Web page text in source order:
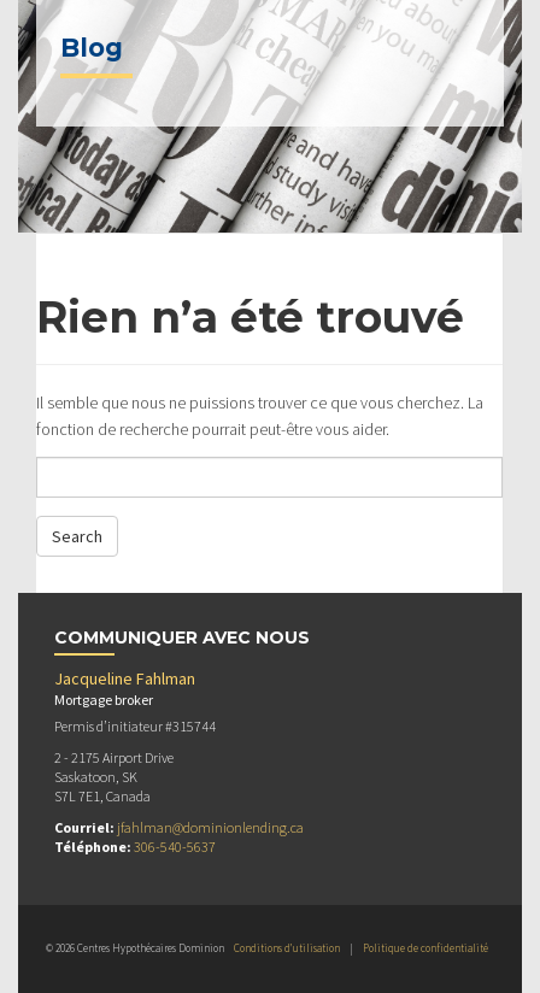
Blog
Rien n’a été trouvé
Il semble que nous ne puissions trouver ce que vous cherchez. La
fonction de recherche pourrait peut-être vous aider.
COMMUNIQUER AVEC NOUS
Jacqueline Fahlman
Mortgage broker
Permis d’initiateur #315744
2 - 2175 Airport Drive
Saskatoon, SK
S7L 7E1, Canada
Courriel: jfahlman@dominionlending.ca
Téléphone: 306-540-5637
© 2026 Centres Hypothécaires Dominion Conditions d’utilisation | Politique de confidentialité